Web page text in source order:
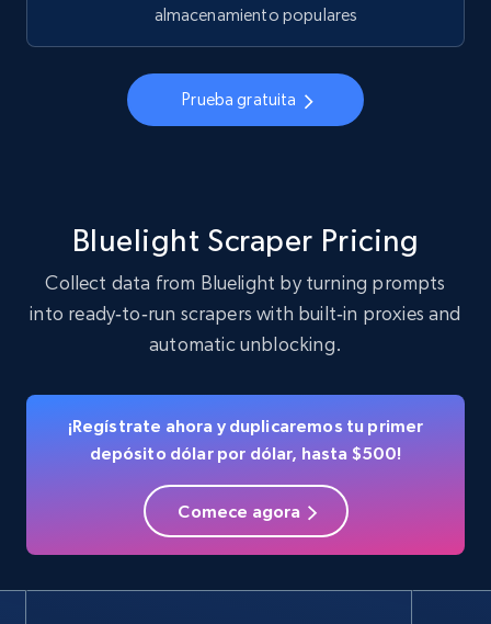
Instagram - Profiles - Collect profile
information by user name
Account, Fbid, ID, Followers, Posts count, Is
business account, Is professional account, Is
Crunchbase companies information
Name, URL, ID, Cb rank, Region, About,
15.6K+ 1.6K+ Prueba gratuita
Crunchbase companies information -
almacenamiento populares
Prueba gratuita
Bluelight Scraper Pricing
Collect data from Bluelight by turning prompts
into ready‑to‑run scrapers with built‑in proxies and
automatic unblocking.
¡Regístrate ahora y duplicaremos tu primer
depósito dólar por dólar, hasta $500!
Comece agora